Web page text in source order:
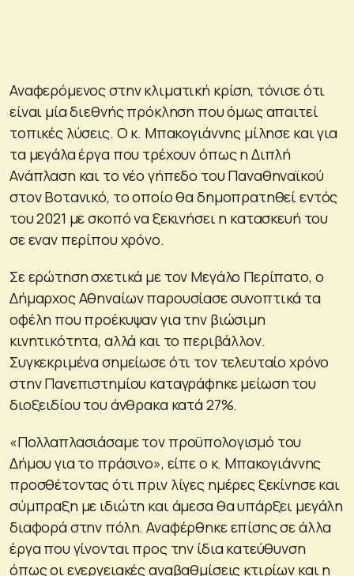
Αναφερόμενος στην κλιματική κρίση, τόνισε ότι
είναι μία διεθνής πρόκληση που όμως απαιτεί
τοπικές λύσεις. Ο κ. Μπακογιάννης μίλησε και για
τα μεγάλα έργα που τρέχουν όπως η Διπλή
Ανάπλαση και το νέο γήπεδο του Παναθηναϊκού
στον Βοτανικό, το οποίο θα δημοπρατηθεί εντός
του 2021 με σκοπό να ξεκινήσει η κατασκευή του
σε εναν περίπου χρόνο.
Σε ερώτηση σχετικά με τον Μεγάλο Περίπατο, ο
Δήμαρχος Αθηναίων παρουσίασε συνοπτικά τα
οφέλη που προέκυψαν για την βιώσιμη
κινητικότητα, αλλά και το περιβάλλον.
Συγκεκριμένα σημείωσε ότι τον τελευταίο χρόνο
στην Πανεπιστημίου καταγράφηκε μείωση του
διοξειδίου του άνθρακα κατά 27%.
«Πολλαπλασιάσαμε τον προϋπολογισμό του
Δήμου για το πράσινο», είπε ο κ. Μπακογιάννης
προσθέτοντας ότι πριν λίγες ημέρες ξεκίνησε και
σύμπραξη με ιδιώτη και άμεσα θα υπάρξει μεγάλη
διαφορά στην πόλη. Αναφέρθηκε επίσης σε άλλα
έργα που γίνονται προς την ίδια κατεύθυνση
όπως οι ενεργειακές αναβαθμίσεις κτιρίων και η